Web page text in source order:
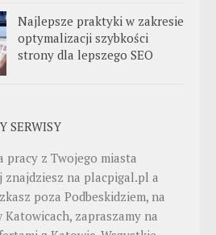
Najlepsze praktyki w zakresie
optymalizacji szybkości
strony dla lepszego SEO
SERWISY
pracy z Twojego miasta
znajdziesz na placpigal.pl a
poza Podbeskidziem, na
Katowicach, zapraszamy na